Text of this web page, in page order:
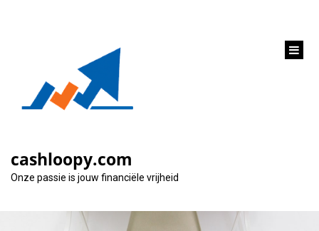
cashloopy.com
Onze passie is jouw financiële vrijheid
Alles wat je moet
weten over een
krediet autolening